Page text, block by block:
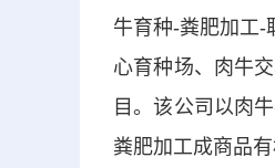
牛育种-粪肥加工-
心育种场、肉牛
目。该公司以肉
粪肥加工成商品